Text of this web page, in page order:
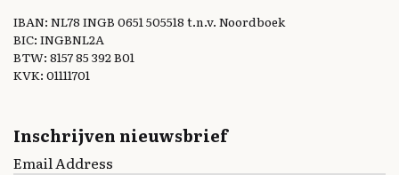
IBAN: NL78 INGB 0651 505518 t.n.v. Noordboek
BIC: INGBNL2A
BTW: 8157 85 392 B01
KVK: 01111701
Inschrijven nieuwsbrief
Email Address